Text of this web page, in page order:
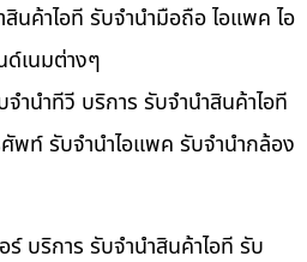
นค้าไอที รับจำนำมือถือ ไอแพค ไอ
เนมต่างๆ
ำนำทีวี บริการ รับจำนำสินค้าไอที
พท์ รับจำนำไอแพค รับจำนำกล้อง
บริการ รับจำนำสินค้าไอที รับ